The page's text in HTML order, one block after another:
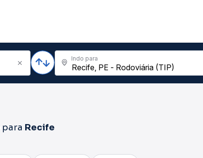
Indo para
para Recife